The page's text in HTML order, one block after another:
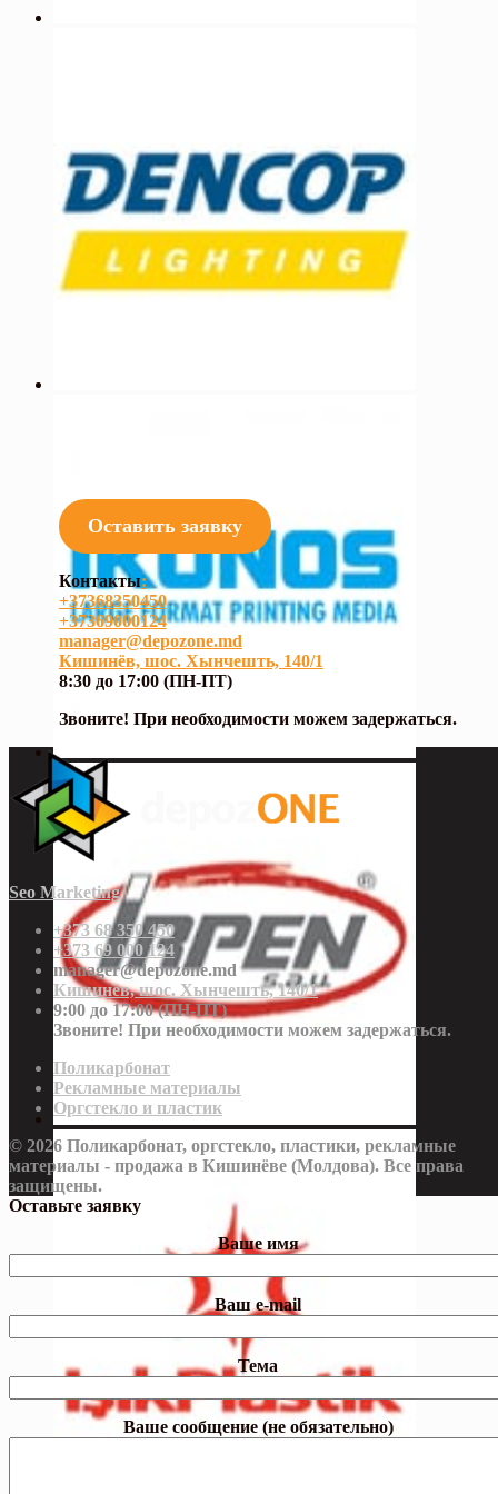
Оставить заявку
Контакты:
+37368350450
+37369000124
manager@depozone.md
Кишинёв, шос. Хынчешть, 140/1
8:30 до 17:00 (ПН-ПТ)
Звоните! При необходимости можем задержаться.
Seo Marketing
+373 68 350 450
+373 69 000 124
manager@depozone.md
Кишинёв, шос. Хынчешть, 140/1
9:00 до 17:00 (ПН-ПТ)
Звоните! При необходимости можем задержаться.
Поликарбонат
Рекламные материалы
Оргстекло и пластик
© 2026 Поликарбонат, оргстекло, пластики, рекламные
материалы - продажа в Кишинёве (Молдова). Все права
защищены.
Оставьте заявку
Ваше имя
Ваш e-mail
Тема
Ваше сообщение (не обязательно)